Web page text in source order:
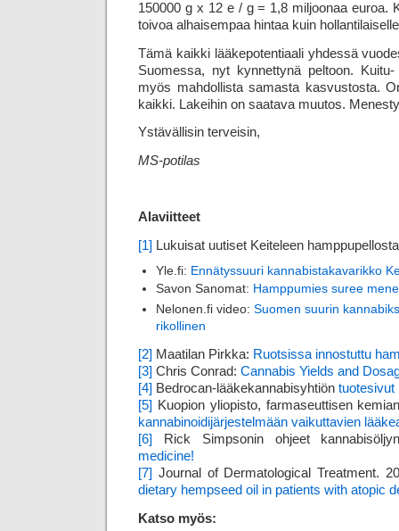
150000 g x 12 e / g = 1,8 miljoonaa euroa.
toivoa alhaisempaa hintaa kuin
Tämä kaikki lääkepotentiaali yhdessä
Suomessa, nyt kynnettynä peltoon.
myös mahdollista samasta kasvustosta.
kaikki. Lakeihin on saatava muutos.
Ystävällisin terveisin,
MS-potilas
Alaviitteet
[1] Lukuisat uutiset Keiteleen
Yle.fi: Ennätyssuuri kannabistakavarikko
Savon Sanomat: Hamppumies suree
Nelonen.fi video: Suomen suurin
rikollinen
[2] Maatilan Pirkka: Ruotsissa innostuttu
[3] Chris Conrad: Cannabis Yields and
[4] Bedrocan-lääkekannabisyhtiön tuotesivut
[5]
Kuopion yliopisto, farmaseuttisen
kannabinoidijärjestelmään vaikuttavien
[6]
Rick Simpsonin ohjeet
medicine!
[7] Journal of Dermatological Treatment.
dietary hempseed oil in patients with atopic
Katso myös: